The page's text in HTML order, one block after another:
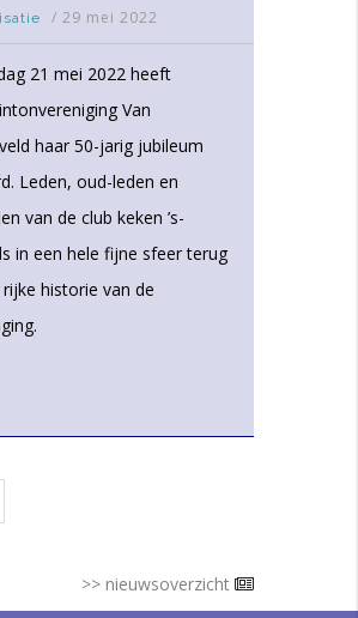
/ 29 mei 2022
21 mei 2022 heeft
Van
haar 50-jarig jubileum
Leden, oud-leden en
van de club keken ’s-
in een hele fijne sfeer terug
historie van de
>> nieuwsoverzicht